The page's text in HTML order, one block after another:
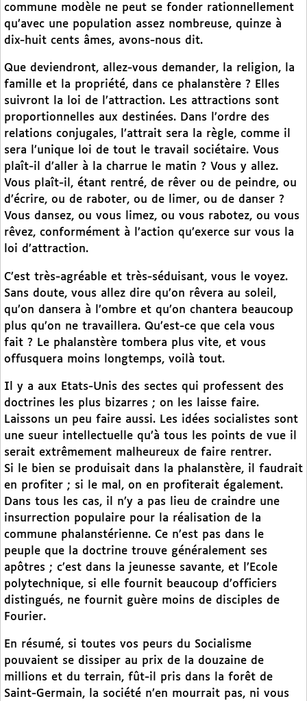
commune modèle ne peut se fonder rationnellement
qu’avec une population assez nombreuse, quinze à
dix-huit cents âmes, avons-nous dit.
Que deviendront, allez-vous demander, la religion, la
famille et la propriété, dans ce phalanstère ? Elles
suivront la loi de l’attraction. Les attractions sont
proportionnelles aux destinées. Dans l’ordre des
relations conjugales, l’attrait sera la règle, comme il
sera l’unique loi de tout le travail sociétaire. Vous
plaît-il d’aller à la charrue le matin ? Vous y allez.
Vous plaît-il, étant rentré, de rêver ou de peindre, ou
d’écrire, ou de raboter, ou de limer, ou de danser ?
Vous dansez, ou vous limez, ou vous rabotez, ou vous
rêvez, conformément à l’action qu’exerce sur vous la
loi d’attraction.
C’est très-agréable et très-séduisant, vous le voyez.
Sans doute, vous allez dire qu’on rêvera au soleil,
qu’on dansera à l’ombre et qu’on chantera beaucoup
plus qu’on ne travaillera. Qu’est-ce que cela vous
fait ? Le phalanstère tombera plus vite, et vous
offusquera moins longtemps, voilà tout.
Il y a aux Etats-Unis des sectes qui professent des
doctrines les plus bizarres ; on les laisse faire.
Laissons un peu faire aussi. Les idées socialistes sont
une sueur intellectuelle qu’à tous les points de vue il
serait extrêmement malheureux de faire rentrer.
Si le bien se produisait dans la phalanstère, il faudrait
en profiter ; si le mal, on en profiterait également.
Dans tous les cas, il n’y a pas lieu de craindre une
insurrection populaire pour la réalisation de la
commune phalanstérienne. Ce n’est pas dans le
peuple que la doctrine trouve généralement ses
apôtres ; c’est dans la jeunesse savante, et l’Ecole
polytechnique, si elle fournit beaucoup d’officiers
distingués, ne fournit guère moins de disciples de
Fourier.
En résumé, si toutes vos peurs du Socialisme
pouvaient se dissiper au prix de la douzaine de
millions et du terrain, fût-il pris dans la forêt de
Saint-Germain, la société n’en mourrait pas, ni vous